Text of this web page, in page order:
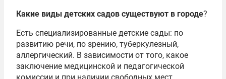
Какие виды детских садов существуют в городе?
Есть специализированные детские сады: по
развитию речи, по зрению, туберкулезный,
аллергический. В зависимости от того, какое
заключение медицинской и педагогической